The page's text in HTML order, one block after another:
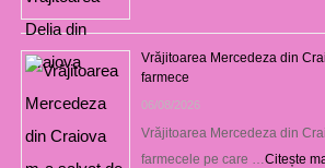
Vrăjitoarea Mercedeza din
farmece
06/08/2026
Vrăjitoarea Mercedeza din
farmecele pe care … Citește